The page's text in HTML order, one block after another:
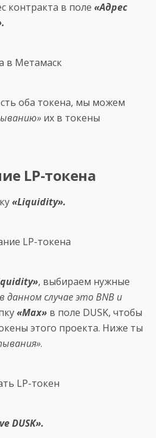
контракта в поле «Адрес
оба токена, мы можем
их в токены
LP-токена
«Liquidity».
, выбираем нужные
данном случае это BNB и
«Max» в поле DUSK, чтобы
этого проекта. Ниже ты
.
DUSK».